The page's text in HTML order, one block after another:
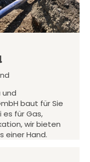
und
baut für Sie
es für Gas,
wir bieten
einer Hand.